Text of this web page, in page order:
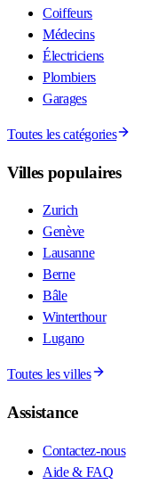
Coiffeurs
Médecins
Électriciens
Plombiers
Garages
Toutes les catégories
Villes populaires
Zurich
Genève
Lausanne
Berne
Bâle
Winterthour
Lugano
Toutes les villes
Assistance
Contactez-nous
Aide & FAQ